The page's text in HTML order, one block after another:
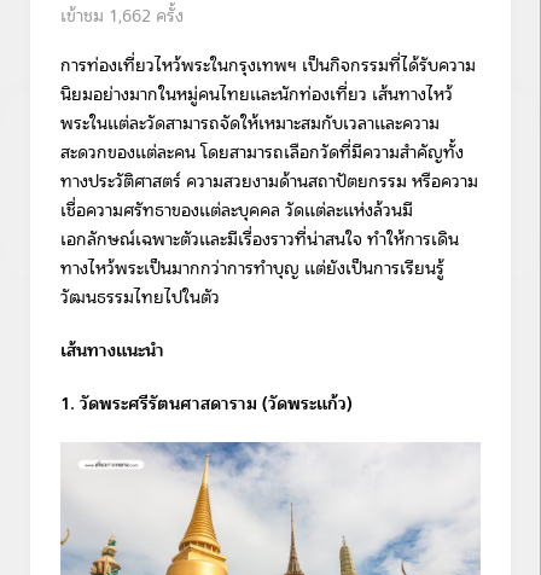
1,662 ครั้ง
การท่องเที่ยวไหว้พระในกรุงเทพฯ เป็นกิจกรรมที่ได้รับความ
นิยมอย่างมากในหมู่คนไทยและนักท่องเที่ยว เส้นทางไหว้
พระในแต่ละวัดสามารถจัดให้เหมาะสมกับเวลาและความ
สะดวกของแต่ละคน โดยสามารถเลือกวัดที่มีความสำคัญทั้ง
ทางประวัติศาสตร์ ความสวยงามด้านสถาปัตยกรรม หรือความ
เชื่อความศรัทธาของแต่ละบุคคล วัดแต่ละแห่งล้วนมี
เอกลักษณ์เฉพาะตัวและมีเรื่องราวที่น่าสนใจ ทำให้การเดิน
ทางไหว้พระเป็นมากกว่าการทำบุญ แต่ยังเป็นการเรียนรู้
วัฒนธรรมไทยไปในตัว
เส้นทางแนะนำ
1. วัดพระศรีรัตนศาสดาราม (วัดพระแก้ว)